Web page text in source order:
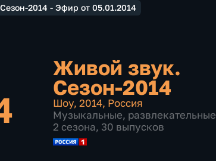
2014 - Эфир от 05.01.2014
Живой звук.
Сезон-2014
Шоу, 2014, Россия
Музыкальные, развлекательные
2 сезона, 30 выпусков